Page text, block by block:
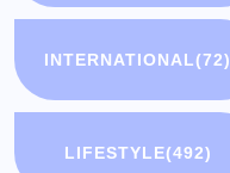
INTERNATIONAL(72)
LIFESTYLE(492)